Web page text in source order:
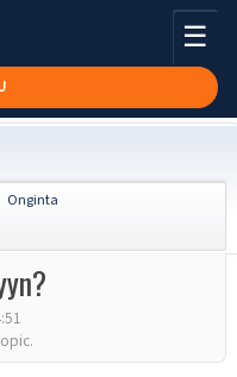
☰
Onginta